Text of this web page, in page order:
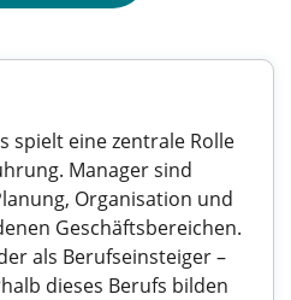
spielt eine zentrale Rolle
Manager sind
Organisation und
Geschäftsbereichen.
als Berufseinsteiger –
dieses Berufs bilden